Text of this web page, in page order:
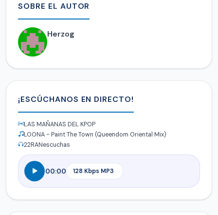
SOBRE EL AUTOR
Herzog
¡ESCÚCHANOS EN DIRECTO!
LAS MAÑANAS DEL KPOP
LOONA - Paint The Town (Queendom Oriental Mix)
22RANescuchas
00:00